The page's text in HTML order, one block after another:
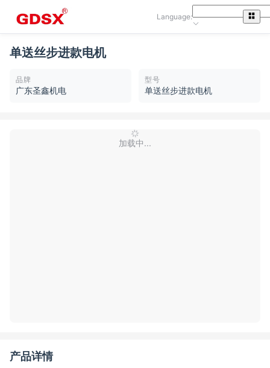
Language:
单送丝步进款电机
品牌
广东圣鑫机电
型号
单送丝步进款电机
加载中...
产品详情